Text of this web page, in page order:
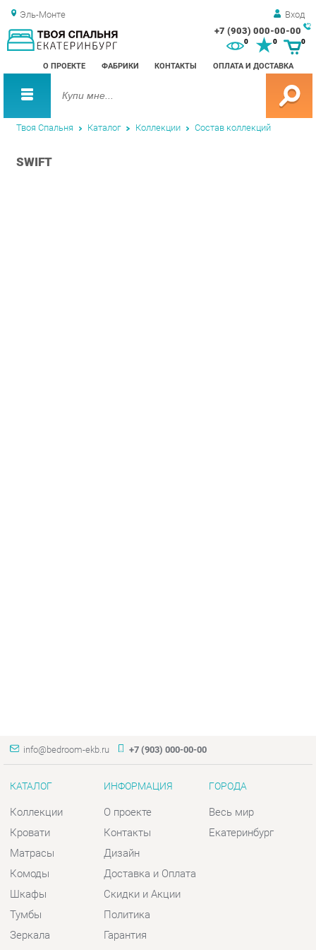
Эль-Монте Вход
+7 (903) 000-00-00
О ПРОЕКТЕ ФАБРИКИ КОНТАКТЫ ОПЛАТА И ДОСТАВКА
0 0
Твоя Спальня Каталог Коллекции Состав коллекций
SWIFT
КАТАЛОГ
Матрасы
Комоды
Шкафы
Тумбы
Зеркала
Столы
Мягкая мебель
ИНФОРМАЦИЯ
Дизайн
Доставка и Оплата
Скидки и Акции
Политика
Гарантия
Помощь
ГОРОДА